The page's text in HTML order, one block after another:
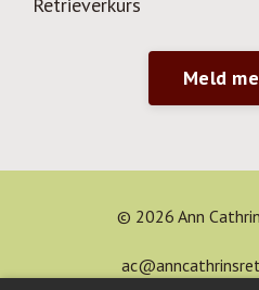
Meld
© 2026 Ann